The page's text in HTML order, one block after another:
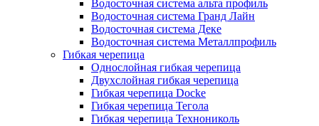
Водосточная система альта профиль
Водосточная система Гранд Лайн
Водосточная система Деке
Водосточная система Металлпрофиль
Гибкая черепица
Однослойная гибкая черепица
Двухслойная гибкая черепица
Гибкая черепица Docke
Гибкая черепица Тегола
Гибкая черепица Технониколь